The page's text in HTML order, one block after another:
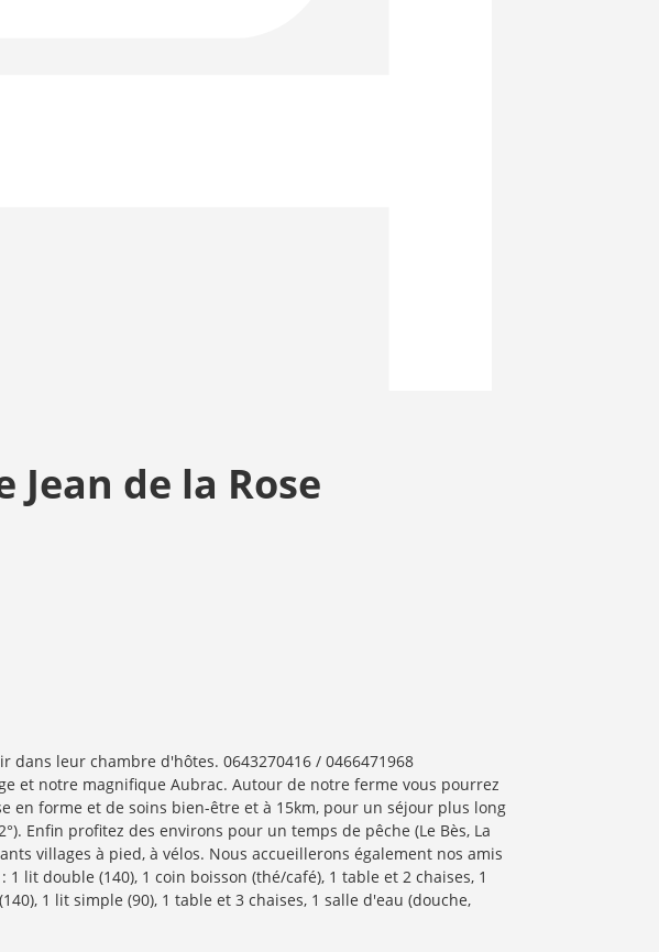
de la Rose
leur chambre d'hôtes. 0643270416 / 0466471968
et notre magnifique Aubrac. Autour de notre ferme vous pourrez
forme et de soins bien-être et à 15km, pour un séjour plus long
Enfin profitez des environs pour un temps de pêche (Le Bès, La
villages à pied, à vélos. Nous accueillerons également nos amis
lit double (140), 1 coin boisson (thé/café), 1 table et 2 chaises, 1
1 lit simple (90), 1 table et 3 chaises, 1 salle d'eau (douche,